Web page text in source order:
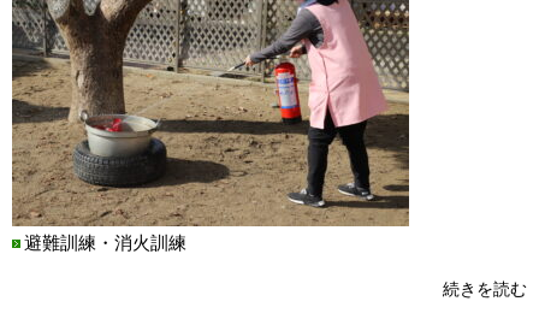
避難訓練・消火訓練
続きを読む